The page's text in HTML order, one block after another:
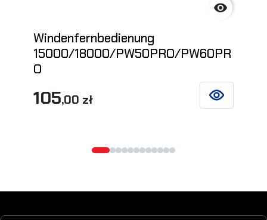

Windenfernbedienung
15000/18000/PW50PRO/PW60PR
O
105,00 zł SIEHE